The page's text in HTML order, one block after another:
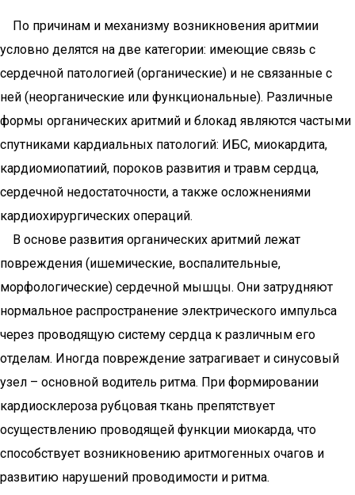
По причинам и механизму возникновения аритмии
условно делятся на две категории: имеющие связь с
сердечной патологией (органические) и не связанные с
ней (неорганические или функциональные). Различные
формы органических аритмий и блокад являются частыми
спутниками кардиальных патологий: ИБС, миокардита,
кардиомиопатиий, пороков развития и травм сердца,
сердечной недостаточности, а также осложнениями
кардиохирургических операций.
В основе развития органических аритмий лежат
повреждения (ишемические, воспалительные,
морфологические) сердечной мышцы. Они затрудняют
нормальное распространение электрического импульса
через проводящую систему сердца к различным его
отделам. Иногда повреждение затрагивает и синусовый
узел – основной водитель ритма. При формировании
кардиосклероза рубцовая ткань препятствует
осуществлению проводящей функции миокарда, что
способствует возникновению аритмогенных очагов и
развитию нарушений проводимости и ритма.